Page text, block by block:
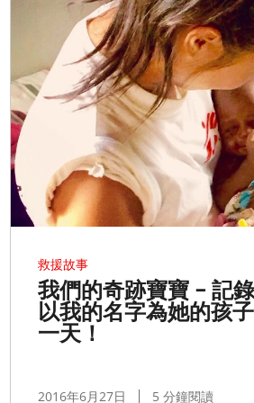
救援故事
我們的奇跡寶寶 – 記
以我的名字為她的孩
一天！
2016年6月27日 5 分鐘閱讀